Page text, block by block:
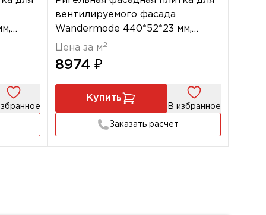
вентилируемого фасада
Wandermode 440*52*23 мм,
Armschwung НВФ Zeitloser Sand
Цена за м2
8974 ₽
Купить
В избранное
Заказать расчет